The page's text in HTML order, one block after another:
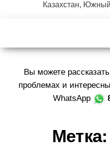
Казахстан,
Вы можете
проблемах и
WhatsApp
Метка: